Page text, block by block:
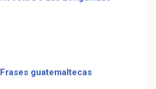
Frases guatemaltecas